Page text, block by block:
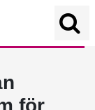
för